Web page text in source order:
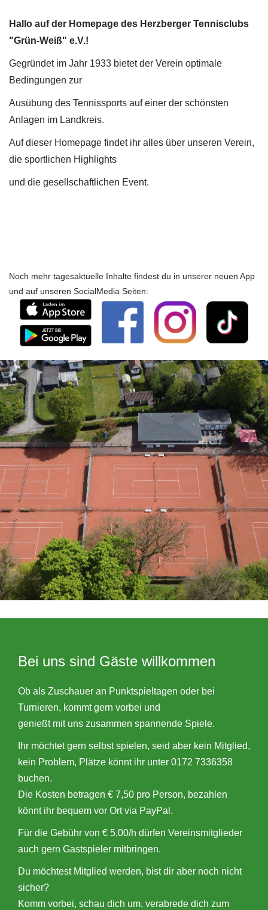
Hallo auf der Homepage des Herzberger Tennisclubs
"Grün-Weiß" e.V.!
Gegründet im Jahr 1933 bietet der Verein optimale
Bedingungen zur
Ausübung des Tennissports auf einer der schönsten
Anlagen im Landkreis.
Auf dieser Homepage findet ihr alles über unseren Verein,
die sportlichen Highlights
und die gesellschaftlichen Event.
Noch mehr tagesaktuelle Inhalte findest du in unserer neuen App
und auf unseren SocialMedia Seiten:
Bei uns sind Gäste willkommen
Ob als Zuschauer an Punktspieltagen oder bei
Turnieren, kommt gern vorbei und
genießt mit uns zusammen spannende Spiele.
Ihr möchtet gern selbst spielen, seid aber kein Mitglied,
kein Problem, Plätze könnt ihr unter 0172 7336358
buchen.
Die Kosten betragen € 7,50 pro Person, bezahlen
könnt ihr bequem vor Ort via PayPal.
Für die Gebühr von € 5,00/h dürfen Vereinsmitglieder
auch gern Gastspieler mitbringen.
Du möchtest Mitglied werden, bist dir aber noch nicht
sicher?
Komm vorbei, schau dich um, verabrede dich zum